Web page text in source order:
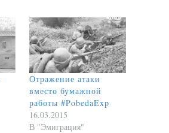
Отражение атаки
вместо бумажной
работы #PobedaExp
16.03.2015
В "Эмиграция"